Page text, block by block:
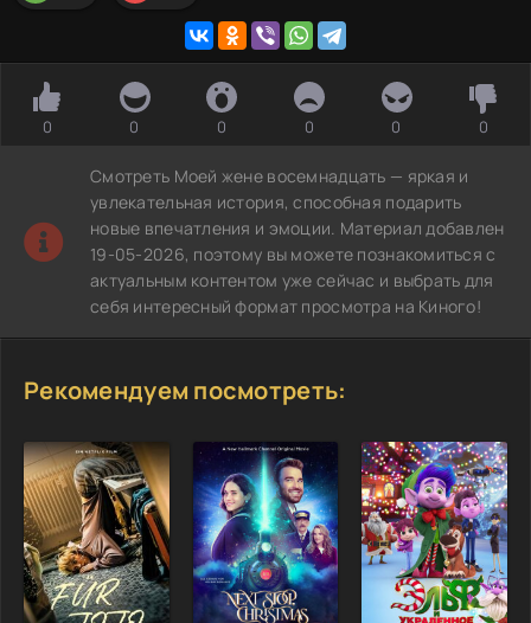
0 0 0 0 0 0
Смотреть Моей жене восемнадцать — яркая и
увлекательная история, способная подарить
новые впечатления и эмоции. Материал добавлен
19-05-2026, поэтому вы можете познакомиться с
актуальным контентом уже сейчас и выбрать для
себя интересный формат просмотра на Киного!
Рекомендуем посмотреть: